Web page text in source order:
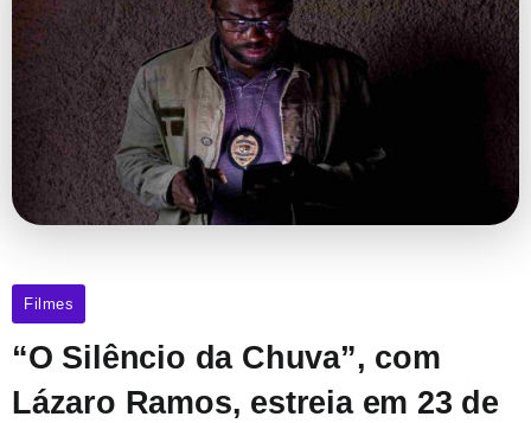
Filmes
“O Silêncio da Chuva”, com
Lázaro Ramos, estreia em 23 de